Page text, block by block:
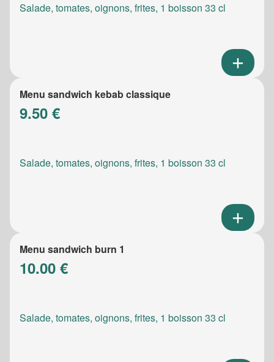
Salade, tomates, oignons, frites, 1 boisson 33 cl
Menu sandwich kebab classique
9.50 €
Salade, tomates, oignons, frites, 1 boisson 33 cl
Menu sandwich burn 1
10.00 €
Salade, tomates, oignons, frites, 1 boisson 33 cl